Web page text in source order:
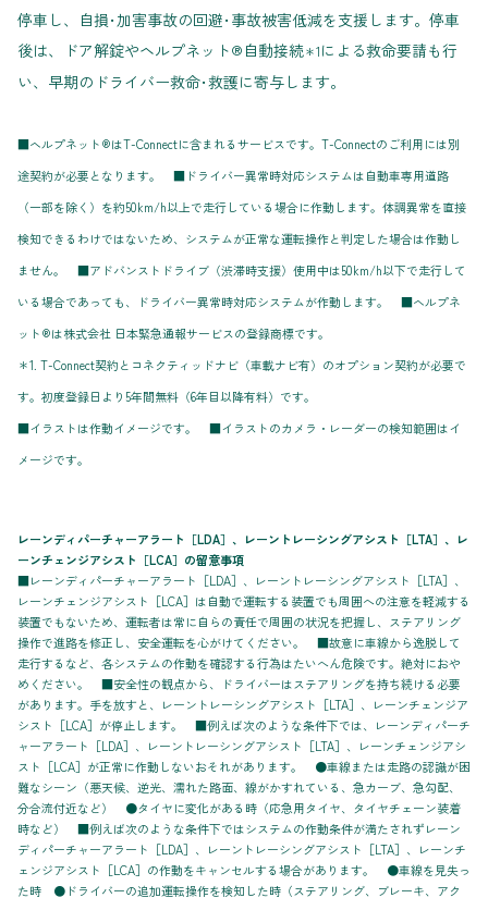
停車し、自損･加害事故の回避･事故被害低減を支援します。停車
後は、ドア解錠やヘルプネット®自動接続＊1による救命要請も行
い、早期のドライバー救命･救護に寄与します。
■ヘルプネット®はT-Connectに含まれるサービスです。T-Connectのご利用には別
途契約が必要となります。 ■ドライバー異常時対応システムは自動車専用道路
（一部を除く）を約50km/h以上で走行している場合に作動します。体調異常を直接
検知できるわけではないため、システムが正常な運転操作と判定した場合は作動し
ません。 ■アドバンストドライブ（渋滞時支援）使用中は50km/h以下で走行して
いる場合であっても、ドライバー異常時対応システムが作動します。 ■ヘルプネ
ット®は株式会社 日本緊急通報サービスの登録商標です。
＊1. T-Connect契約とコネクティッドナビ（車載ナビ有）のオプション契約が必要で
す。初度登録日より5年間無料（6年目以降有料）です。
■イラストは作動イメージです。 ■イラストのカメラ・レーダーの検知範囲はイ
メージです。
レーンディパーチャーアラート［LDA］、レーントレーシングアシスト［LTA］、レ
ーンチェンジアシスト［LCA］の留意事項
■レーンディパーチャーアラート［LDA］、レーントレーシングアシスト［LTA］、
レーンチェンジアシスト［LCA］は自動で運転する装置でも周囲への注意を軽減する
装置でもないため、運転者は常に自らの責任で周囲の状況を把握し、ステアリング
操作で進路を修正し、安全運転を心がけてください。 ■故意に車線から逸脱して
走行するなど、各システムの作動を確認する行為はたいへん危険です。絶対におや
めください。 ■安全性の観点から、ドライバーはステアリングを持ち続ける必要
があります。手を放すと、レーントレーシングアシスト［LTA］、レーンチェンジア
シスト［LCA］が停止します。 ■例えば次のような条件下では、レーンディパーチ
ャーアラート［LDA］、レーントレーシングアシスト［LTA］、レーンチェンジアシ
スト［LCA］が正常に作動しないおそれがあります。 ●車線または走路の認識が困
難なシーン（悪天候、逆光、濡れた路面、線がかすれている、急カーブ、急勾配、
分合流付近など） ●タイヤに変化がある時（応急用タイヤ、タイヤチェーン装着
時など） ■例えば次のような条件下ではシステムの作動条件が満たされずレーン
ディパーチャーアラート［LDA］、レーントレーシングアシスト［LTA］、レーンチ
ェンジアシスト［LCA］の作動をキャンセルする場合があります。 ●車線を見失っ
た時 ●ドライバーの追加運転操作を検知した時（ステアリング、ブレーキ、アク